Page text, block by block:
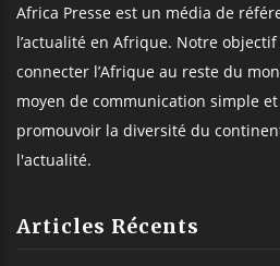
Africa Presse est un média de
l’actualité en Afrique. Notre
connecter l’Afrique au reste du
moyen de communication simple
promouvoir la diversité du
l'actualité.
Articles Récents